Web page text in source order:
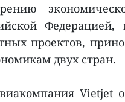
проектов,
двух стран.
Vietjet